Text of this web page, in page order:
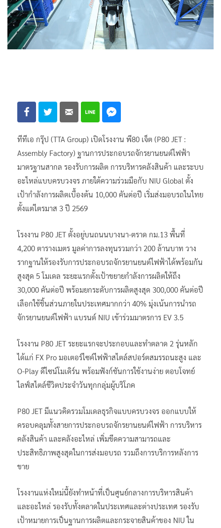
ทีทีเอ กรุ๊ป (TTA Group) เปิดโรงงาน พี80 เจ็ต (P80 JET :
Assembly Factory) ฐานการประกอบรถจักรยานยนต์ไฟฟ้า
มาตรฐานสากล รองรับการผลิต การบริหารคลังสินค้า และระบบ
อะไหล่แบบครบวงจร ภายใต้ความร่วมมือกับ NIU Global ตั้ง
เป้ากำลังการผลิตเบื้องต้น 10,000 คันต่อปี เริ่มส่งมอบรถในไทย
ตั้งแต่ไตรมาส 3 ปี 2569
โรงงาน P80 JET ตั้งอยู่บนถนนบางนา-ตราด กม.13 พื้นที่
4,200 ตารางเมตร มูลค่าการลงทุนรวมกว่า 200 ล้านบาท วาง
รากฐานให้รองรับการประกอบรถจักรยานยนต์ไฟฟ้าได้พร้อมกัน
สูงสุด 5 โมเดล ระยะแรกตั้งเป้าขยายกำลังการผลิตให้ถึง
30,000 คันต่อปี พร้อมยกระดับการผลิตสูงสุด 300,000 คันต่อปี
เลือกใช้ชิ้นส่วนภายในประเทศมากกว่า 40% มุ่งเน้นการนำรถ
จักรยานยนต์ไฟฟ้า แบรนด์ NIU เข้าร่วมมาตรการ EV 3.5
โรงงาน P80 JET ระยะแรกจะประกอบและทำตลาด 2 รุ่นหลัก
ได้แก่ FX Pro มอเตอร์ไซค์ไฟฟ้าสไตล์สปอร์ตสมรรถนะสูง และ
O-Play ดีไซน์โมเดิร์น พร้อมฟังก์ชันการใช้งานง่าย ตอบโจทย์
ไลฟ์สไตล์ชีวิตประจำวันทุกกลุ่มผู้บริโภค
P80 JET มีแนวคิดรวมโมเดลธุรกิจแบบครบวงจร ออกแบบให้
ครอบคลุมทั้งสายการประกอบรถจักรยานยนต์ไฟฟ้า การบริหาร
คลังสินค้า และคลังอะไหล่ เพิ่มขีดความสามารถและ
ประสิทธิภาพสูงสุดในการส่งมอบรถ รวมถึงการบริการหลังการ
ขาย
โรงงานแห่งใหม่นี้ยังทำหน้าที่เป็นศูนย์กลางการบริหารสินค้า
และอะไหล่ รองรับทั้งตลาดในประเทศและต่างประเทศ รองรับ
เป้าหมายการเป็นฐานการผลิตและกระจายสินค้าของ NIU ใน